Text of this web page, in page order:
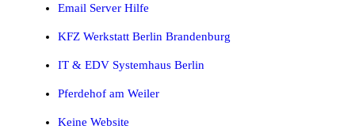
Email Server Hilfe
KFZ Werkstatt Berlin Brandenburg
IT & EDV Systemhaus Berlin
Pferdehof am Weiler
Keine Website